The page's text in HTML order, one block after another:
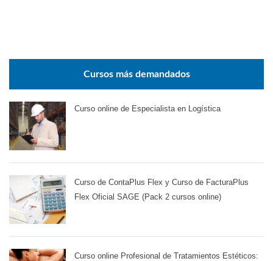
Cursos más demandados
Curso online de Especialista en Logística
Curso de ContaPlus Flex y Curso de FacturaPlus
Flex Oficial SAGE (Pack 2 cursos online)
Curso online Profesional de Tratamientos Estéticos: